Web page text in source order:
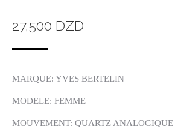
27,500 DZD
MARQUE: YVES BERTELIN
MODELE: FEMME
MOUVEMENT: QUARTZ ANALOGIQUE